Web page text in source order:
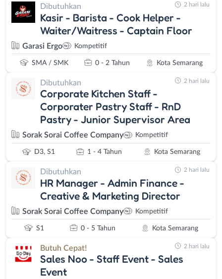
Dibutuhkan
Kasir - Barista - Cook Helper -
Waiter/Waitress - Captain Floor
Garasi Ergo Kompetitif
SMA / SMK 0 - 2 Tahun Kota Semarang
2 hari lalu
Dibutuhkan
Corporate Kitchen Staff -
Corporater Pastry Staff - RnD
Pastry - Junior Supervisor Area
Sorak Sorai Coffee Company Kompetitif
D3, S1 1 - 4 Tahun Kota Semarang
2 hari lalu
Dibutuhkan
HR Manager - Admin Finance -
Creative & Marketing Director
Sorak Sorai Coffee Company Kompetitif
S1 0 - 5 Tahun Kota Semarang
2 hari lalu
Butuh Cepat!
Sales Noo - Staff Event - Sales
Event
2 hari lalu